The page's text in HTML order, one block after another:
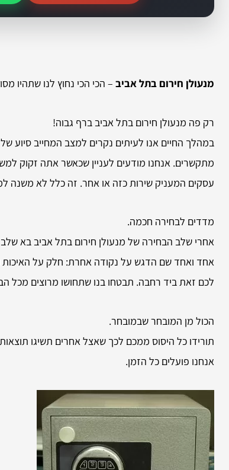
מנעולן חירום בתל אביב – הכי הכי נחוץ לנו שתהיו
רק פה מנעולן חירום בתל אביב ברף גבוה!
במהלך החיים אנו לעיתים נקרים למצב המחייב סיוע
מתקשרים. אנחנו מודעים לעניין שכאשר אתה זקוק
עסקים המעניק שירות כזה או אחר. זה כלל לא משנה
מדדים לבחירה חכמה.
אחרי שלב הבחירה של מנעולן חירום בתל אביב בא
אחד ואחד שם הדגש על נקודה אחרת: חלק על האיכות
לכם זאת ביד רחבה. תבטחו בנו שתחושו מרוצים מכל
הכול מן המובחר שבמובחר.
תורידו כל היסוס ממכם לכך שאצל אחרים תשיגו
אנחנו פועלים כל הזמן.